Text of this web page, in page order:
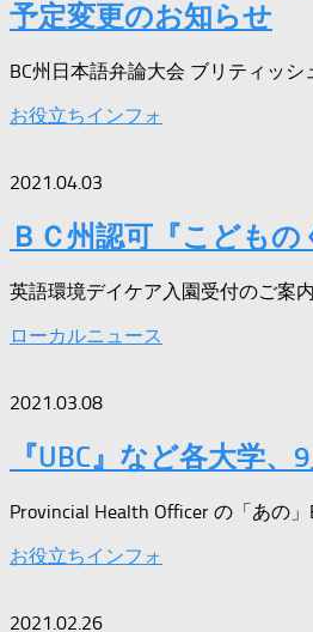
予定変更のお知らせ
BC州日本語弁論大会 ブリティッ
お役立ちインフォ
2021.04.03
ＢＣ州認可『こども
英語環境デイケア入園受付のご案
ローカルニュース
2021.03.08
『UBC』など各大学
Provincial Health Officer の「あの
お役立ちインフォ
2021.02.26